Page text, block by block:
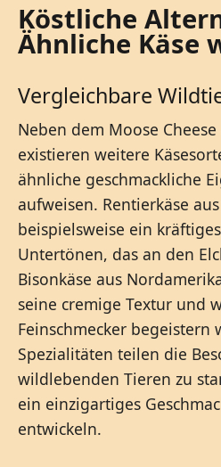
Köstliche
Ähnliche Käse
Vergleichbare
Neben dem Moose
existieren weitere
ähnliche geschmackliche
aufweisen. Rentierkäse
beispielsweise ein
Untertönen, das an den
Bisonkäse aus
seine cremige Textur und
Feinschmecker begeistern
Spezialitäten teilen die
wildlebenden Tieren zu
ein einzigartiges
entwickeln.